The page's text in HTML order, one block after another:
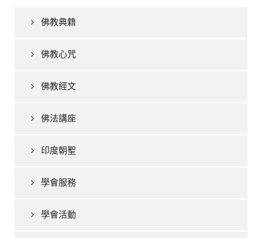
佛教典籍
佛教心咒
佛教經文
佛法講座
印度朝聖
學會服務
學會活動